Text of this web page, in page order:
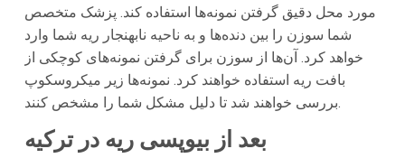
مورد محل دقیق گرفتن نمونه‌ها استفاده کند. پزشک متخصص
شما سوزن را بین دنده‌ها و به ناحیه نابهنجار ریه شما وارد
خواهد کرد. آن‌ها از سوزن برای گرفتن نمونه‌های کوچکی از
بافت ریه استفاده خواهند کرد. نمونه‌ها زیر میکروسکوپ
بررسی خواهند شد تا دلیل مشکل شما را مشخص کنند.
بعد از بیوپسی ریه در ترکیه